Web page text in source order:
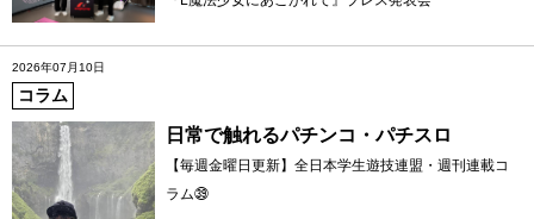
2026年07月10日
コラム
日常で触れるパチンコ・パチスロ
【毎週金曜日更新】全日本学生遊技連盟・週刊連載コ
ラム㊴